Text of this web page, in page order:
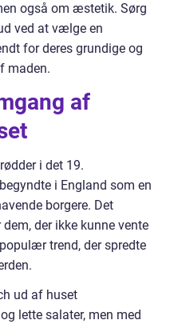
også om æstetik. Sørg
ved at vælge en
for deres grundige og
maden.
af
i det 19.
i England som en
borgere. Det
der ikke kunne vente
trend, der spredte
ud af huset
lette salater, men med